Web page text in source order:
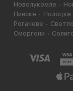
Новолукомле
Пинске
Полоцке
Рогачеве
Сморгони